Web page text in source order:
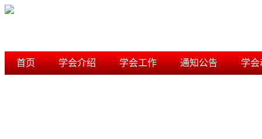
首页 学会介绍 学会工作 通知公告 学会